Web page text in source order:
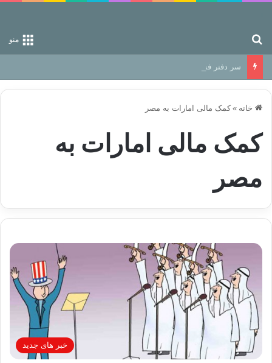
منو
سر دفتر فساد در زمین‌، دوری وکناره‌گیری از راه خداست‌!
خانه » کمک مالی امارات به مصر
کمک مالی امارات به
مصر
خبر های جدید